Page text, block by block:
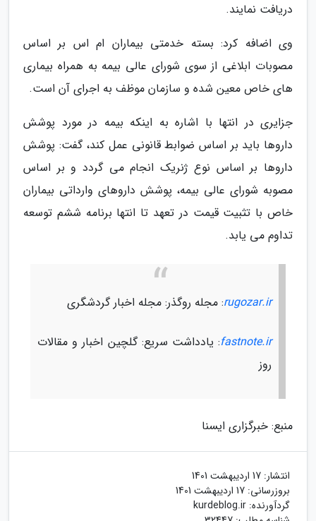
دریافت نمایند.
وی اضافه کرد: بسته خدمتی بیماران ام اس بر اساس
مصوبات ابلاغی از سوی شورای عالی بیمه به همراه بیماری
های خاص معین شده و سازمان موظف به اجرای آن است.
جزایری در انتها با اشاره به اینکه بیمه در مورد پوشش
داروها باید بر اساس ضوابط قانونی عمل کند، گفت: پوشش
داروها بر اساس نوع ژنریک انجام می گردد و بر اساس
مصوبه شورای عالی بیمه، پوشش داروهای وارداتی بیماران
خاص با تثبیت قیمت در تعهد تا انتها برنامه ششم توسعه
تداوم می یابد.
rugozar.ir: مجله روگذر: مجله اخبار گردشگری
fastnote.ir: یادداشت سریع: گلچین اخبار و مقالات
روز
منبع: خبرگزاری ایسنا
انتشار: 17 اردیبهشت 1401
بروزرسانی: 17 اردیبهشت 1401
گردآورنده: kurdeblog.ir